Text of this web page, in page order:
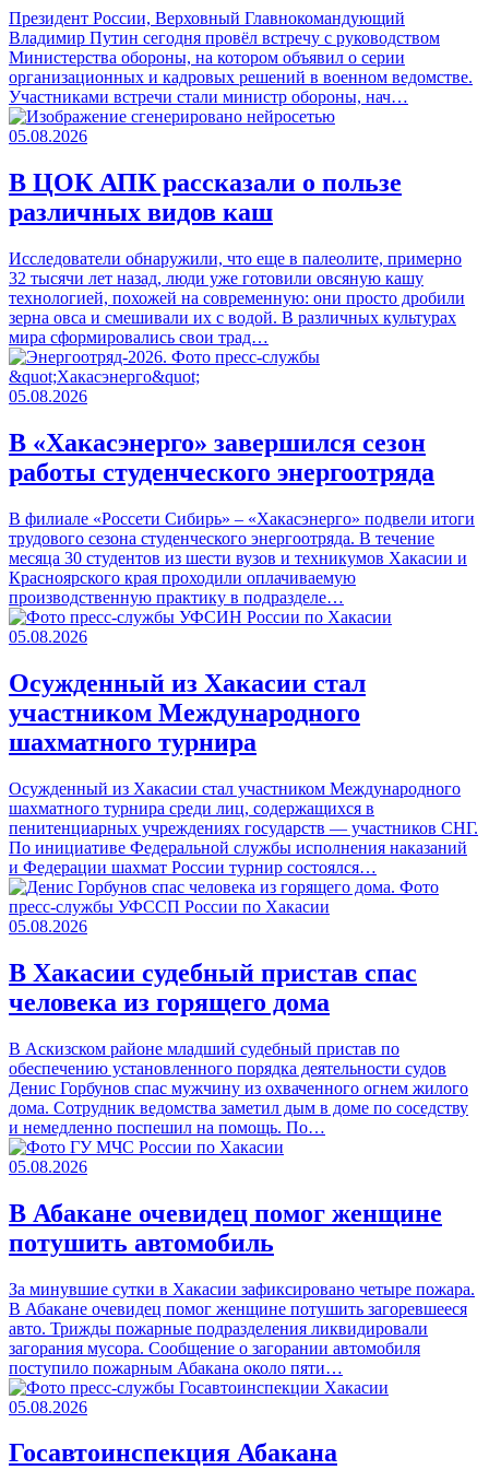
Президент России, Верховный Главнокомандующий
Владимир Путин сегодня провёл встречу с руководством
Министерства обороны, на котором объявил о серии
организационных и кадровых решений в военном ведомстве.
Участниками встречи стали министр обороны, нач…
05.08.2026
В ЦОК АПК рассказали о пользе
различных видов каш
Исследователи обнаружили, что еще в палеолите, примерно
32 тысячи лет назад, люди уже готовили овсяную кашу
технологией, похожей на современную: они просто дробили
зерна овса и смешивали их с водой. В различных культурах
мира сформировались свои трад…
05.08.2026
В «Хакасэнерго» завершился сезон
работы студенческого энергоотряда
В филиале «Россети Сибирь» – «Хакасэнерго» подвели итоги
трудового сезона студенческого энергоотряда. В течение
месяца 30 студентов из шести вузов и техникумов Хакасии и
Красноярского края проходили оплачиваемую
производственную практику в подразделе…
05.08.2026
Осужденный из Хакасии стал
участником Международного
шахматного турнира
Осужденный из Хакасии стал участником Международного
шахматного турнира среди лиц, содержащихся в
пенитенциарных учреждениях государств — участников СНГ.
По инициативе Федеральной службы исполнения наказаний
и Федерации шахмат России турнир состоялся…
05.08.2026
В Хакасии судебный пристав спас
человека из горящего дома
В Аскизском районе младший судебный пристав по
обеспечению установленного порядка деятельности судов
Денис Горбунов спас мужчину из охваченного огнем жилого
дома. Сотрудник ведомства заметил дым в доме по соседству
и немедленно поспешил на помощь. По…
05.08.2026
В Абакане очевидец помог женщине
потушить автомобиль
За минувшие сутки в Хакасии зафиксировано четыре пожара.
В Абакане очевидец помог женщине потушить загоревшееся
авто. Трижды пожарные подразделения ликвидировали
загорания мусора. Сообщение о загорании автомобиля
поступило пожарным Абакана около пяти…
05.08.2026
Госавтоинспекция Абакана